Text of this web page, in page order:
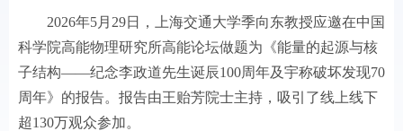
2026年5月29日，上海交通大学季向东教授应邀在中国
科学院高能物理研究所高能论坛做题为《能量的起源与核
子结构——纪念李政道先生诞辰100周年及宇称破坏发现70
周年》的报告。报告由王贻芳院士主持，吸引了线上线下
超130万观众参加。